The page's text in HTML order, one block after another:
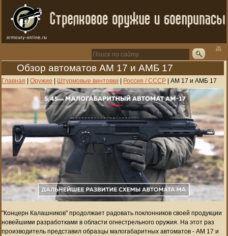
Обзор автоматов АМ 17 и АМБ 17
Главная | Оружие | Штурмовые винтовки | Россия / СССР | АМ 17 и АМБ 17
"Концерн Калашников" продолжает радовать поклонников своей продукции
новейшими разработками в области огнестрельного оружия. На этот раз
производитель представил образцы малогабаритных автоматов - АМ 17 и